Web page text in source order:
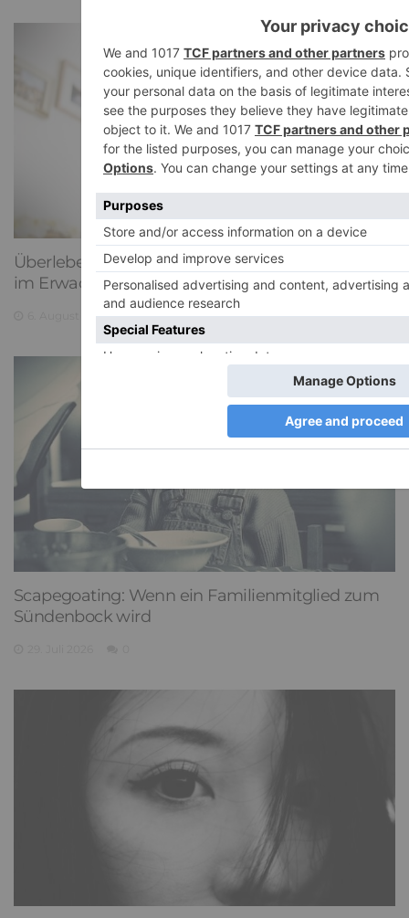
Überlebensmodus: Wie sich ein Kindheitstrauma
im Erwachsenenalter zeigen kann
6. August 2026 0
Scapegoating: Wenn ein Familienmitglied zum
Sündenbock wird